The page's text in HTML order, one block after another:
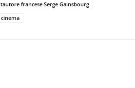
francese Serge Gainsbourg